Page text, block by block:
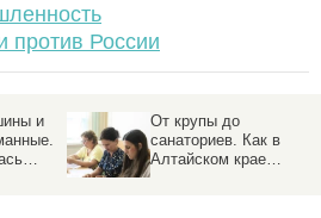
против России
и
От крупы до
санаториев. Как в
Алтайском крае